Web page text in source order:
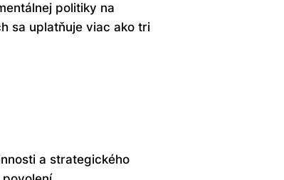
politiky na
sa uplatňuje viac ako tri
a strategického